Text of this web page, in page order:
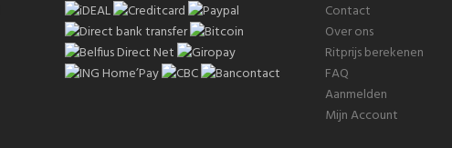
Contact
Over ons
Ritprijs berekenen
FAQ
Aanmelden
Mijn Account